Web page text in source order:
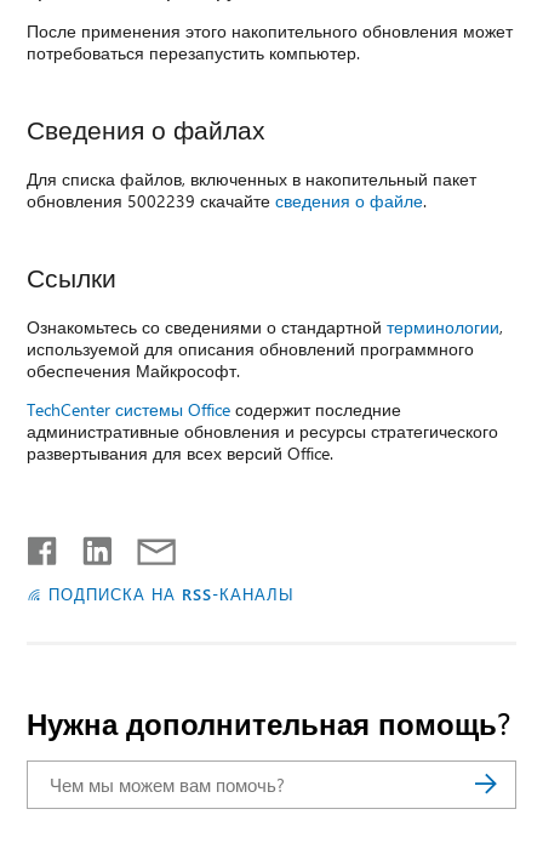
После применения этого накопительного обновления может
потребоваться перезапустить компьютер.
Сведения о файлах
Для списка файлов, включенных в накопительный пакет
обновления 5002239 скачайтесведения о файле.
Ссылки
Ознакомьтесь со сведениями о стандартнойтерминологии,
используемой для описания обновлений программного
обеспечения Майкрософт.
TechCenter системы Office содержит последние
административные обновления и ресурсы стратегического
развертывания для всех версий Office.
ПОДПИСКА НА RSS-КАНАЛЫ
Нужна дополнительная помощь?